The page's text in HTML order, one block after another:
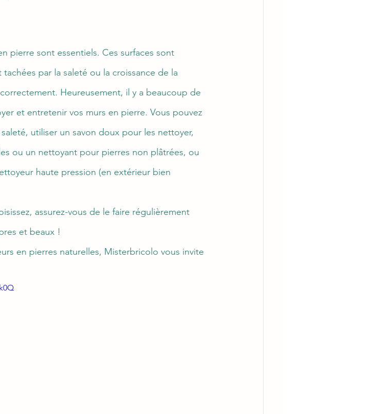
pierre sont essentiels. Ces surfaces sont
par la saleté ou la croissance de la
Heureusement, il y a beaucoup de
et entretenir vos murs en pierre. Vous pouvez
utiliser un savon doux pour les nettoyer,
ou un nettoyant pour pierres non plâtrées, ou
haute pression (en extérieur bien
assurez-vous de le faire régulièrement
et beaux !
en pierres naturelles, Misterbricolo vous invite